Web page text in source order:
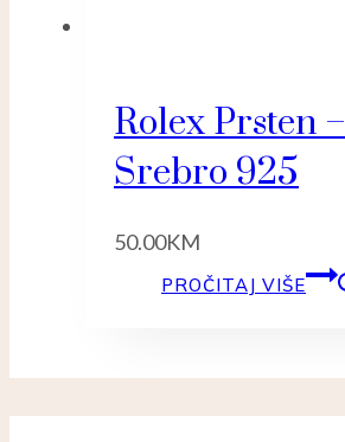
Rolex Prsten –
Srebro 925
50.00KM
PROČITAJ VIŠE